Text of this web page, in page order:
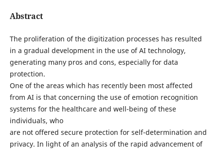
Abstract
The proliferation of the digitization processes has resulted
in a gradual development in the use of AI technology,
generating many pros and cons, especially for data
protection.
One of the areas which has recently been most affected
from AI is that concerning the use of emotion recognition
systems for the healthcare and well-being of these
individuals, who
are not offered secure protection for self-determination and
privacy. In light of an analysis of the rapid advancement of